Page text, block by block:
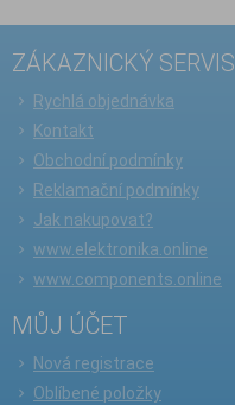
ZÁKAZNICKÝ SERVIS
Rychlá objednávka
Kontakt
Obchodní podmínky
Reklamační podmínky
Jak nakupovat?
www.elektronika.online
www.components.online
MŮJ ÚČET
Nová registrace
Oblíbené položky